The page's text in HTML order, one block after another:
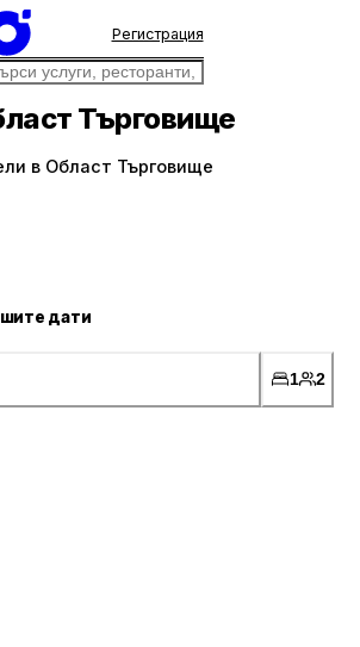
Регистрация
Търговище
в Област Търговище
дати
1 2